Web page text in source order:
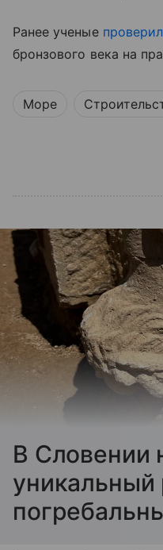
Ранее ученые
бронзового века на
Море
В Словении
уникальный